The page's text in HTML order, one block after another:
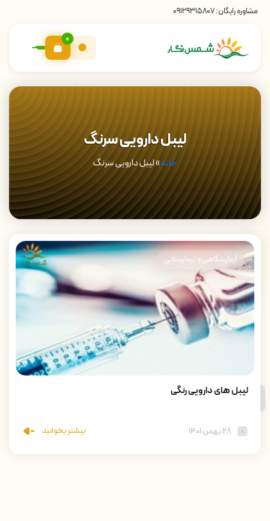
مشاوره رایگان:09129315807
0
لیبل دارویی سرنگ
خانه»لیبل دارویی سرنگ
آزمایشگاهی و بیمارستانی
لیبل های دارویی رنگی
۲۸ بهمن ۱۴۰۱ بیشتر بخوانید